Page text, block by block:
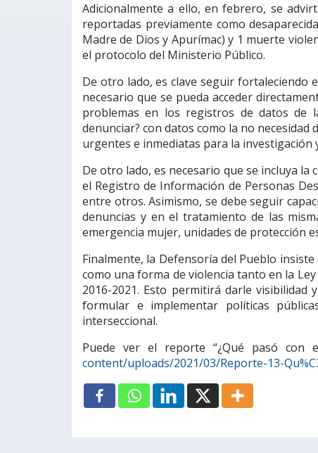
Adicionalmente a ello, en febrero, se
reportadas previamente como
Madre de Dios y Apurímac) y 1 muerte
el protocolo del Ministerio Público.
De otro lado, es clave seguir fortaleciendo
necesario que se pueda acceder
problemas en los registros de datos de
denunciar? con datos como la no
urgentes e inmediatas para la investigación
De otro lado, es necesario que se incluya
el Registro de Información de Personas
entre otros. Asimismo, se debe seguir
denuncias y en el tratamiento de las
emergencia mujer, unidades de protección
Finalmente, la Defensoría del Pueblo
como una forma de violencia tanto en la
2016-2021. Esto permitirá darle visibilidad
formular e implementar políticas
interseccional.
Puede ver el reporte “¿Qué pasó con
content/uploads/2021/03/Reporte-13-